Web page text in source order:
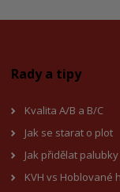
Rady a tipy
Kvalita A/B a B/C
Jak se starat o plot
Jak přidělat palubky
KVH vs Hoblované